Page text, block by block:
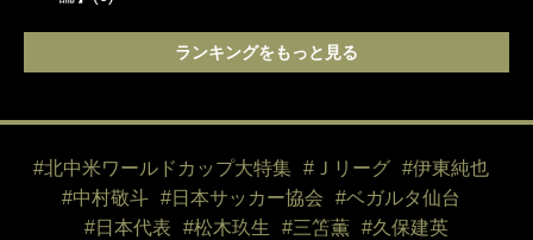
ランキングをもっと見る
#北中米ワールドカップ大特集 #Ｊリーグ
#伊東純也
#中村敬斗
#日本サッカー協会
#ベガルタ仙台
#日本代表
#松木玖生 #三笘薫 #久保建英